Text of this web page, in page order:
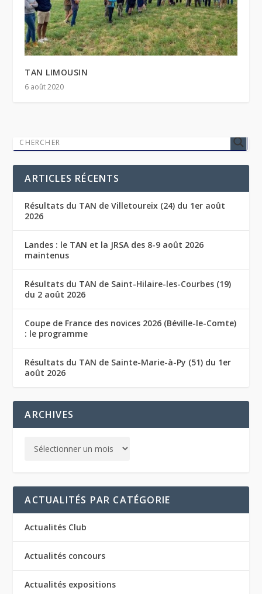
TAN LIMOUSIN
6 août 2020
ARTICLES RÉCENTS
Résultats du TAN de Villetoureix (24) du 1er août
2026
Landes : le TAN et la JRSA des 8-9 août 2026
maintenus
Résultats du TAN de Saint-Hilaire-les-Courbes (19)
du 2 août 2026
Coupe de France des novices 2026 (Béville-le-Comte)
: le programme
Résultats du TAN de Sainte-Marie-à-Py (51) du 1er
août 2026
ARCHIVES
ACTUALITÉS PAR CATÉGORIE
Actualités Club
Actualités concours
Actualités expositions